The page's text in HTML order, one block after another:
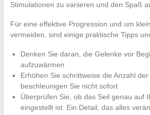
Stimulationen zu variieren und den Spaß
Für eine effektive Progression und um
vermeiden, sind einige praktische Tipps
Denken Sie daran, die Gelenke vor
aufzuwärmen
Erhöhen Sie schrittweise die Anzahl der
beschleunigen Sie nicht sofort
Überprüfen Sie, ob das Seil genau auf
eingestellt ist: Ein Detail, das alles